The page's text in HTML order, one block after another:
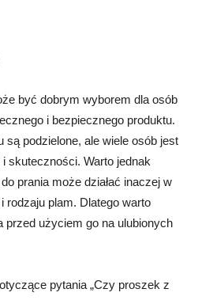
być dobrym wyborem dla osób
i bezpiecznego produktu.
są podzielone, ale wiele osób jest
skuteczności. Warto jednak
prania może działać inaczej w
rodzaju plam. Dlatego warto
przed użyciem go na ulubionych
pytania „Czy proszek z